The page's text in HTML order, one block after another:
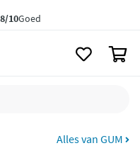
35,- *
Alles van GUM